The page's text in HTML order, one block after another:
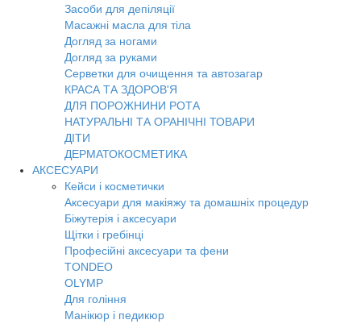
Засоби для депіляції
Масажні масла для тіла
Догляд за ногами
Догляд за руками
Серветки для очищення та автозагар
КРАСА ТА ЗДОРОВ'Я
ДЛЯ ПОРОЖНИНИ РОТА
НАТУРАЛЬНІ ТА ОРАНІЧНІ ТОВАРИ
ДІТИ
ДЕРМАТОКОСМЕТИКА
АКСЕСУАРИ
Кейси і косметички
Аксесуари для макіяжу та домашніх процедур
Біжутерія і аксесуари
Щітки і гребінці
Професійні аксесуари та фени
TONDEO
OLYMP
Для гоління
Манікюр і педикюр